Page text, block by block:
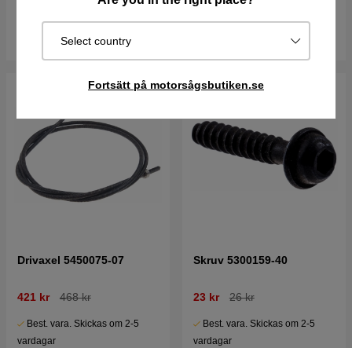
Select country
Fortsätt på motorsågsbutiken.se
Köp Köp
Drivaxel 5450075-07
421 kr 468 kr
Best. vara. Skickas om 2-5
vardagar
Skruv 5300159-40
23 kr 26 kr
Best. vara. Skickas om 2-5
vardagar